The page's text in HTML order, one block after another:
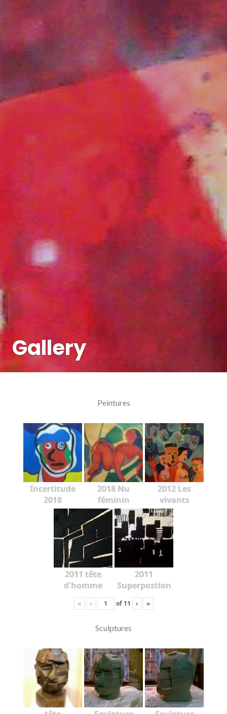
Gallery
Peintures
Incertitude
2018
2018 Nu
féminin
2012 Les
vivants
2011 tête
d'homme
2011
Superpostion
« ‹ of 11 › »
Sculptures